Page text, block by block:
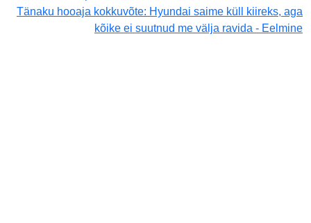
Tänaku hooaja kokkuvõte: Hyundai saime küll kiireks, aga
kõike ei suutnud me välja ravida - Eelmine